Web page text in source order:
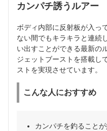
カンパチ誘うルアー
ボディ内部に反射板が入っ
ない間でもキラキラと連続
い出すことができる最新の
ジェットブーストを搭載し
ストを実現させています。
こんな人におすすめ
カンパチを釣ること